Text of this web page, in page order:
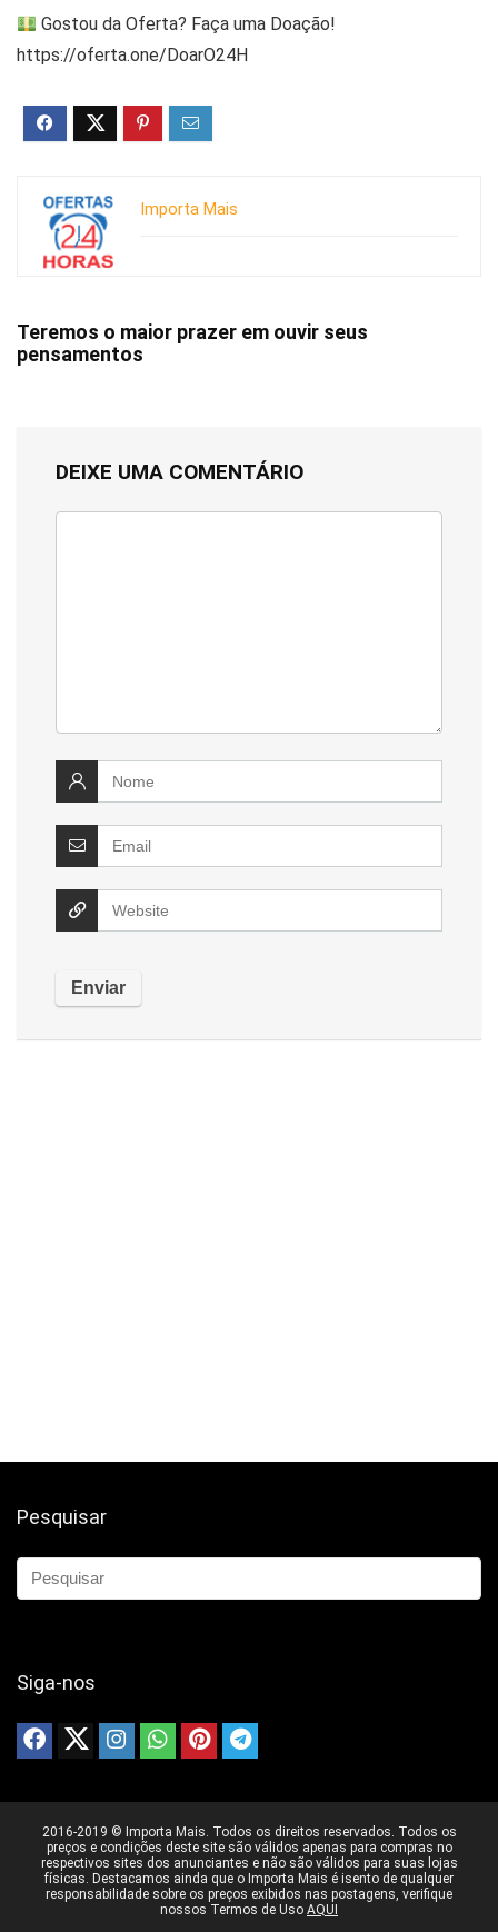
Gostou da Oferta? Faça uma Doação!
https://oferta.one/DoarO24H
Importa Mais
Teremos o maior prazer em ouvir seus
pensamentos
DEIXE UMA COMENTÁRIO
Pesquisar
Siga-nos
2016-2019 © Importa Mais. Todos os direitos reservados. Todos os
preços e condições deste site são válidos apenas para compras no
respectivos sites dos anunciantes e não são válidos para suas lojas
físicas. Destacamos ainda que o Importa Mais é isento de qualquer
responsabilidade sobre os preços exibidos nas postagens, verifique
nossos Termos de Uso AQUI